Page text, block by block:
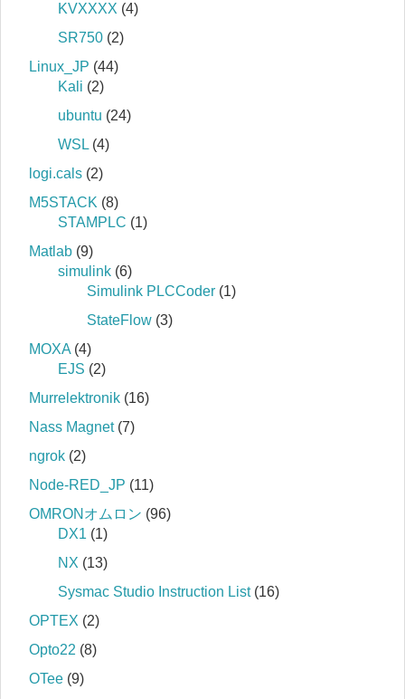
KVXXXX (4)
SR750 (2)
Linux_JP (44)
Kali (2)
ubuntu (24)
WSL (4)
logi.cals (2)
M5STACK (8)
STAMPLC (1)
Matlab (9)
simulink (6)
Simulink PLCCoder (1)
StateFlow (3)
MOXA (4)
EJS (2)
Murrelektronik (16)
Nass Magnet(7)
ngrok (2)
Node-RED_JP (11)
OMRONオムロン (96)
DX1 (1)
NX (13)
Sysmac Studio Instruction List(16)
OPTEX (2)
Opto22 (8)
OTee (9)